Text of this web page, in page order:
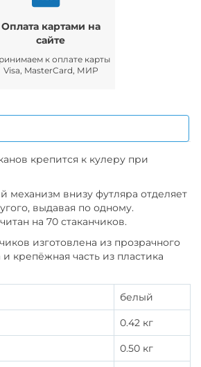
Оплата картами на
сайте
к оплате карты
Visa, MasterCard, МИР
крепится к кулеру при
механизм внизу футляра отделяет
выдавая по одному.
на 70 стаканчиков.
изготовлена из прозрачного
крепёжная часть из пластика
белый
0.42 кг
0.50 кг